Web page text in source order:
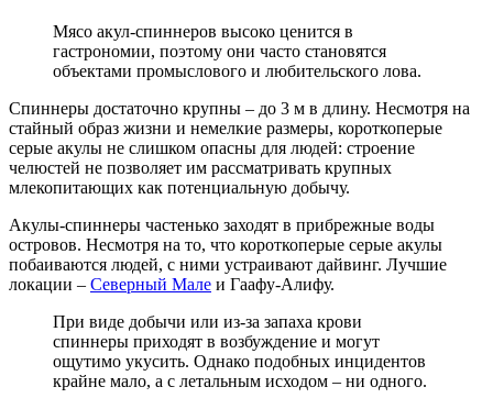
Мясо акул-спиннеров высоко ценится в
гастрономии, поэтому они часто становятся
объектами промыслового и любительского лова.
Спиннеры достаточно крупны – до 3 м в длину. Несмотря на
стайный образ жизни и немелкие размеры, короткоперые
серые акулы не слишком опасны для людей: строение
челюстей не позволяет им рассматривать крупных
млекопитающих как потенциальную добычу.
Акулы-спиннеры частенько заходят в прибрежные воды
островов. Несмотря на то, что короткоперые серые акулы
побаиваются людей, с ними устраивают дайвинг. Лучшие
локации – Северный Мале и Гаафу-Алифу.
При виде добычи или из-за запаха крови
спиннеры приходят в возбуждение и могут
ощутимо укусить. Однако подобных инцидентов
крайне мало, а с летальным исходом – ни одного.